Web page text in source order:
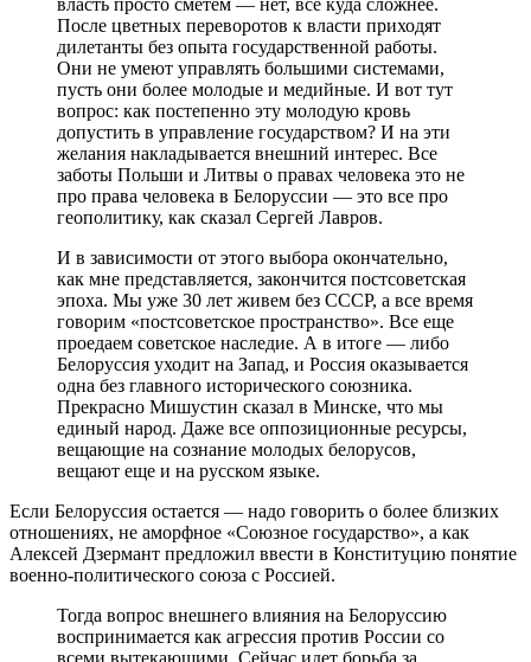
После цветных переворотов к власти приходят
дилетанты без опыта государственной работы.
Они не умеют управлять большими системами,
пусть они более молодые и медийные. И вот тут
вопрос: как постепенно эту молодую кровь
допустить в управление государством? И на эти
желания накладывается внешний интерес. Все
заботы Польши и Литвы о правах человека это не
про права человека в Белоруссии — это все про
геополитику, как сказал Сергей Лавров.
И в зависимости от этого выбора окончательно,
как мне представляется, закончится постсоветская
эпоха. Мы уже 30 лет живем без СССР, а все время
говорим «постсоветское пространство». Все еще
проедаем советское наследие. А в итоге — либо
Белоруссия уходит на Запад, и Россия оказывается
одна без главного исторического союзника.
Прекрасно Мишустин сказал в Минске, что мы
единый народ. Даже все оппозиционные ресурсы,
вещающие на сознание молодых белорусов,
вещают еще и на русском языке.
Если Белоруссия остается — надо говорить о более близких
отношениях, не аморфное «Союзное государство», а как
Алексей Дзермант предложил ввести в Конституцию понятие
военно-политического союза с Россией.
Тогда вопрос внешнего влияния на Белоруссию
воспринимается как агрессия против России со
всеми вытекающими. Сейчас идет борьба за